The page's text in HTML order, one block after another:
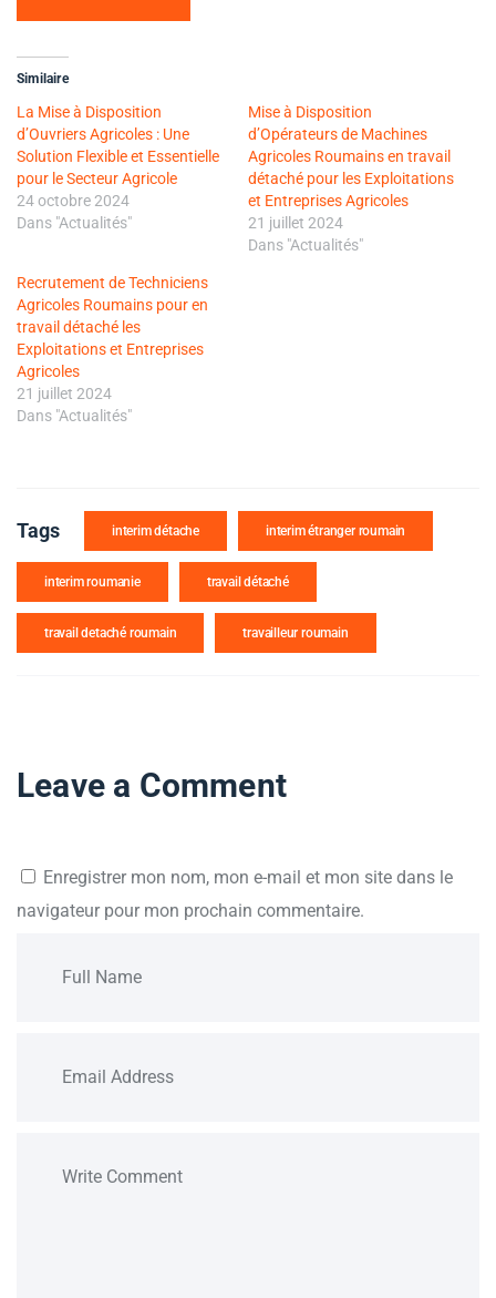
Similaire
La Mise à Disposition
d’Ouvriers Agricoles : Une
Solution Flexible et Essentielle
pour le Secteur Agricole
24 octobre 2024
Dans "Actualités"
Mise à Disposition
d’Opérateurs de Machines
Agricoles Roumains en travail
détaché pour les Exploitations
et Entreprises Agricoles
21 juillet 2024
Dans "Actualités"
Recrutement de Techniciens
Agricoles Roumains pour en
travail détaché les
Exploitations et Entreprises
Agricoles
21 juillet 2024
Dans "Actualités"
Tags interim détache interim étranger roumain
interim roumanie travail détaché
travail detaché roumain travailleur roumain
Leave a Comment
Enregistrer mon nom, mon e-mail et mon site dans le
navigateur pour mon prochain commentaire.